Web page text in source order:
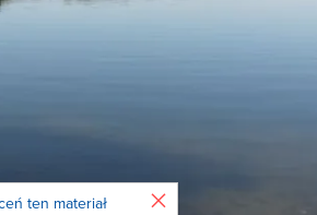
ten materiał